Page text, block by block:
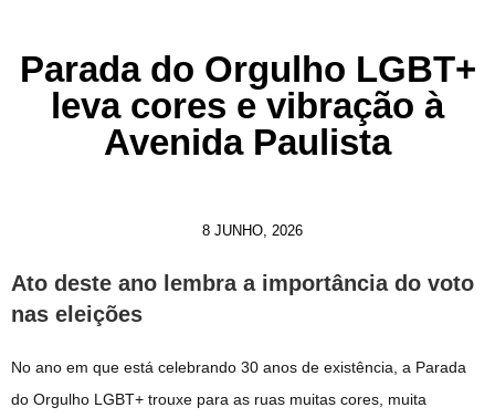
Parada do Orgulho LGBT+
leva cores e vibração à
Avenida Paulista
8 JUNHO, 2026
Ato deste ano lembra a importância do voto
nas eleições
No ano em que está celebrando 30 anos de existência, a Parada
do Orgulho LGBT+ trouxe para as ruas muitas cores, muita